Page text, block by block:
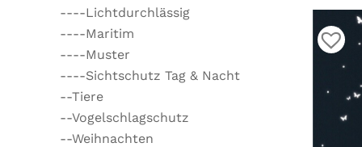
----Lichtdurchlässig
----Maritim
----Muster
----Sichtschutz Tag & Nacht
--Tiere
--Vogelschlagschutz
--Weihnachten